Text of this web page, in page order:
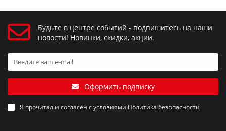
Будьте в центре событий - подпишитесь на наши
новости! Новинки, скидки, акции.
Оформить подписку
Я прочитал и согласен с условиями Политика безопасности